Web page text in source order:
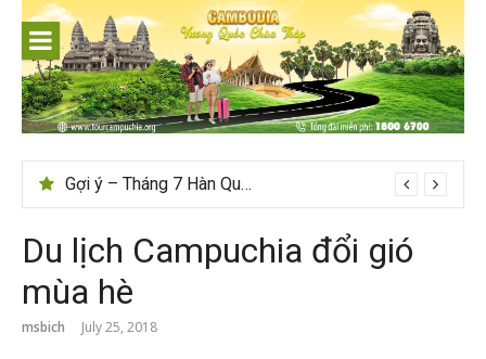
content
Tips du lịch Sri Lanka trọn vẹn cho người mới
Gợi ý – Tháng 7 Hàn Quốc nên đi đâu, mặc gì đẹp?
Du lịch Campuchia đổi gió
mùa hè
msbich July 25, 2018